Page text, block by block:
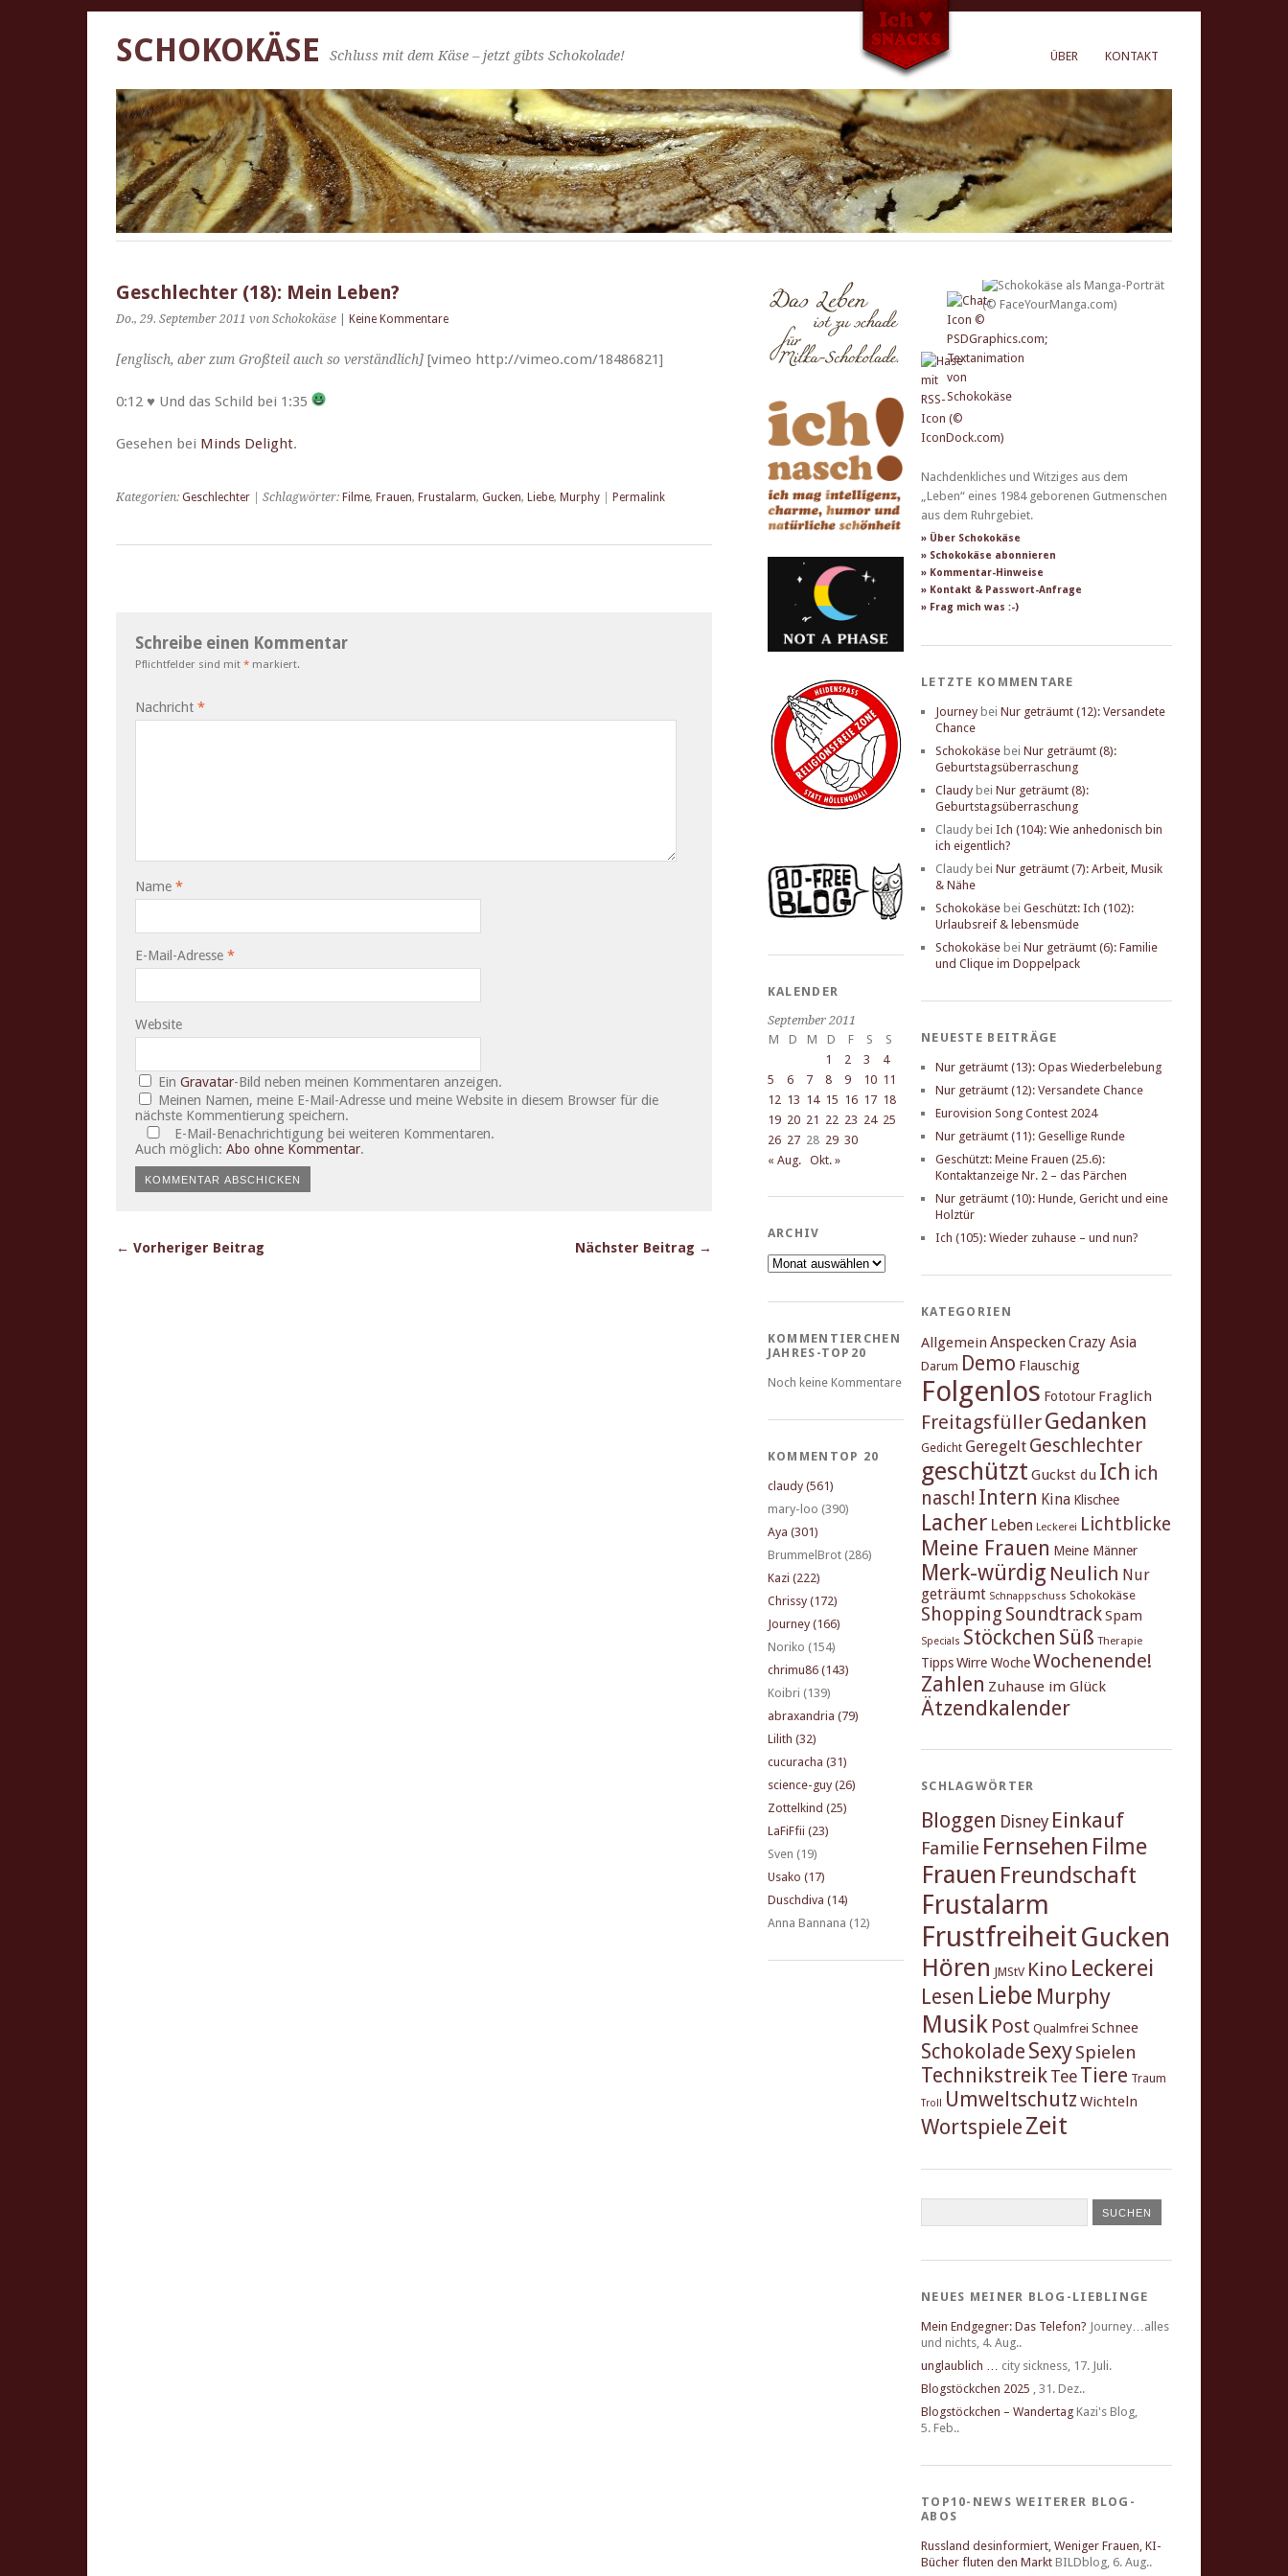
ÜBER KONTAKT
SCHOKOKÄSE Schluss mit dem Käse – jetzt gibts Schokolade!
Geschlechter (18): Mein Leben?
Do., 29. September 2011 von Schokokäse Keine Kommentare
[englisch, aber zum Großteil auch so ver­ständlich] [vimeo http://vimeo.com/18486821]
0:12 ♥ Und das Schild bei 1:35
Gese­hen bei Minds Delight.
Kategorien: Geschlechter | Schlagwörter: Filme, Frauen, Frustalarm, Gucken, Liebe, Murphy Permalink
Schreibe einen Kommentar
Pflichtfelder sind mit * markiert.
Nachricht *
Name *
E-Mail-Adresse *
Website
EinGravatar-Bild neben meinen Kommentaren anzeigen.
Meinen Namen, meine E-Mail-Adresse und meine Website in diesem Browser für die
nächste Kommentierung speichern.
E-Mail-Benachrichtigung bei weiteren Kommentaren.
Auch möglich: Abo ohne Kommentar.
← Vorheriger Beitrag Nächster Beitrag →
KALENDER
September 2011
M
D M D F S
S
1
2 3
4
5
6 7 8 9 10 11
12 13 14 15 16 17 18
19 20 21 22 23 24 25
26 27 28 29 30
« Aug.
Okt. »
ARCHIV
Archiv
KOMMENTIERCHEN
JAHRES-TOP20
Noch keine Kommentare
KOMMENTOP 20
claudy (561)
mary-loo (390)
Aya (301)
BrummelBrot (286)
Kazi (222)
Chrissy (172)
Journey (166)
Noriko (154)
chrimu86 (143)
Koibri (139)
abraxandria (79)
Lilith (32)
cucuracha (31)
science-guy (26)
Zottelkind (25)
LaFiFfii (23)
Sven (19)
Usako (17)
Duschdiva (14)
Anna Bannana (12)
Nachdenkliches und Witziges aus dem
„Leben“ eines 1984 geborenen Gutmenschen
aus dem Ruhrgebiet.
» Über Schokokäse
» Schokokäse abonnieren
» Kommentar-Hinweise
» Kontakt & Passwort-Anfrage
» Frag mich was :-)
LETZTE KOMMENTARE
Journey bei Nur geträumt (12): Versandete
Chance
Schokokäse bei Nur geträumt (8):
Geburtstagsüberraschung
Claudy bei Nur geträumt (8):
Geburtstagsüberraschung
Claudy bei Ich (104): Wie anhedonisch bin
ich eigentlich?
Claudy bei Nur geträumt (7): Arbeit, Musik
& Nähe
Schokokäse bei Geschützt: Ich (102):
Urlaubsreif & lebensmüde
Schokokäse bei Nur geträumt (6): Familie
und Clique im Doppelpack
NEUESTE BEITRÄGE
Nur geträumt (13): Opas Wiederbelebung
Nur geträumt (12): Versandete Chance
Eurovision Song Contest 2024
Nur geträumt (11): Gesellige Runde
Geschützt: Meine Frauen (25.6):
Kontaktanzeige Nr. 2 – das Pärchen
Nur geträumt (10): Hunde, Gericht und eine
Holztür
Ich (105): Wieder zuhause – und nun?
KATEGORIEN
Allgemein Anspecken Crazy Asia
Darum Demo Flauschig
Folgenlos Fototour Fraglich
FreitagsfüllerGedanken
Gedicht Geregelt Geschlechter
geschützt Guckst du Ich ich
nasch! Intern Kina Klischee
Lacher Leben Leckerei Lichtblicke
Meine Frauen Meine Männer
Merk-würdig Neulich Nur
geträumt Schnappschuss Schokokäse
Shopping SoundtrackSpam
Specials Stöckchen Süß Therapie
TippsWirre WocheWochenende!
Zahlen Zuhause im Glück
Ätzendkalender
SCHLAGWÖRTER
Bloggen Disney Einkauf
Familie Fernsehen Filme
Frauen Freundschaft
Frustalarm
FrustfreiheitGucken
Hören JMStV Kino Leckerei
Lesen Liebe Murphy
Musik Post Qualmfrei Schnee
Schokolade SexySpielen
Technikstreik Tee Tiere Traum
Troll Umweltschutz Wichteln
Wortspiele Zeit
NEUES MEINER BLOG-LIEBLINGE
Mein Endgegner: Das Telefon? Journey…alles
und nichts, 4. Aug..
unglaublich … city sickness, 17. Juli.
Blogstöckchen 2025 , 31. Dez..
Blogstöckchen – Wandertag Kazi's Blog,
5. Feb..
TOP10-NEWS WEITERER BLOG-
ABOS
Russland desinformiert, Weniger Frauen, KI-
Bücher fluten den Markt BILDblog, 6. Aug..